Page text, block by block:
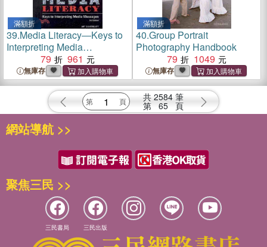
滿額折
39.Media Literacy―Keys to
Interpreting Media
Messages
79 961
無庫存
滿額折
40.Group Portrait
Photography Handbook
79
1049
無庫存
共 2584 筆
第 65 頁
網站導航 >>
聚焦三民 >>
三民書局 三民出版